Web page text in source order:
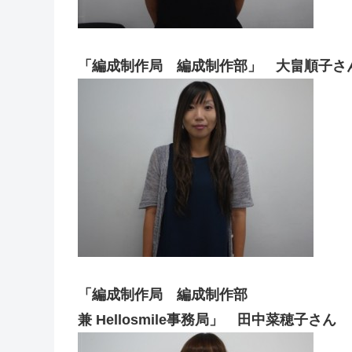
「編成制作局 編成制作部」 大畠順子さ
「編成制作局 編成制作部
兼 Hellosmile事務局」 田中菜穂子さん